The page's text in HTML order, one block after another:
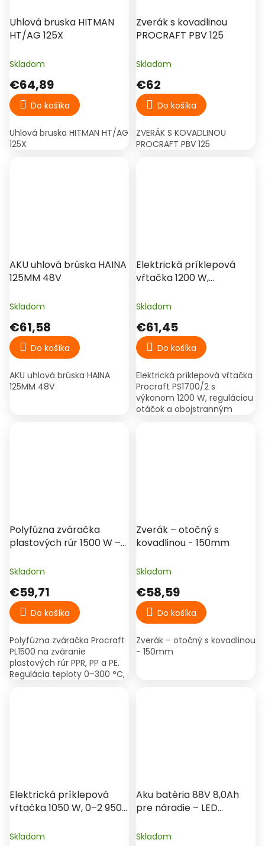
Uhlová bruska HITMAN
HT/AG 125X
Skladom
€64,89
Do košíka
Uhlová bruska HITMAN HT/AG
125X
Zverák s kovadlinou
PROCRAFT PBV 125
Skladom
€62
Do košíka
ZVERÁK S KOVADLINOU
PROCRAFT PBV 125
AKU uhlová brúska HAINA
125MM 48V
Skladom
€61,58
Do košíka
AKU uhlová brúska HAINA
125MM 48V
Elektrická príklepová
vŕtačka 1200 W,
Procraft PS1700/2
Skladom
€61,45
Do košíka
Elektrická príklepová vŕtačka
Procraft PS1700/2 s
výkonom 1200 W, reguláciou
otáčok a obojstranným
Polyfúzna zváračka
plastových rúr 1500 W –
Skladom
€59,71
Do košíka
Polyfúzna zváračka Procraft
PL1500 na zváranie
plastových rúr PPR, PP a PE.
Regulácia teploty 0–300 °C,
Zverák – otočný s
kovadlinou - 150mm
Skladom
€58,59
Do košíka
Zverák – otočný s kovadlinou
- 150mm
Elektrická príklepová
vŕtačka 1050 W, 0–2 950
mm (kľúč) – Procraft
Skladom
Aku batéria 88V 8,0Ah
pre náradie – LED
kompatibilná
Skladom